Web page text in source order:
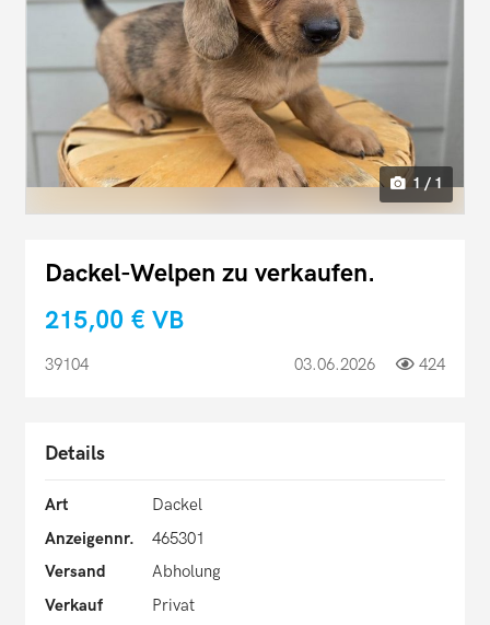
1 / 1
Dackel-Welpen zu verkaufen.
215,00 € VB
39104 03.06.2026 424
Details
Art
Dackel
Anzeigennr.
465301
Versand
Abholung
Verkauf
Privat